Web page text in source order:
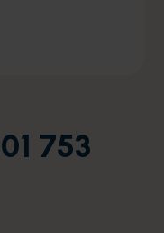
753